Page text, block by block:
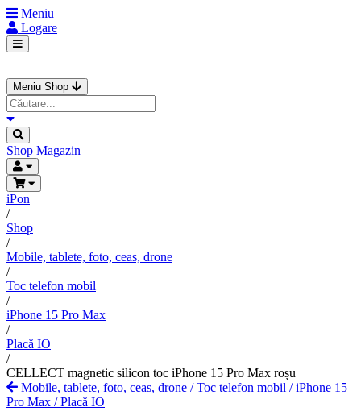
Meniu
Logare
Meniu Shop
Shop Magazin
iPon
/
Shop
/
Mobile, tablete, foto, ceas, drone
/
Toc telefon mobil
/
iPhone 15 Pro Max
/
Placă IO
/
CELLECT magnetic silicon toc iPhone 15 Pro Max roșu
Mobile, tablete, foto, ceas, drone /Toc telefon mobil /iPhone 15
Pro Max /Placă IO